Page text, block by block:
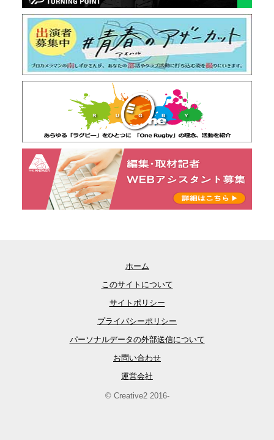
ホーム
このサイトについて
サイトポリシー
プライバシーポリシー
パーソナルデータの外部送信について
お問い合わせ
運営会社
© Creative2 2016-